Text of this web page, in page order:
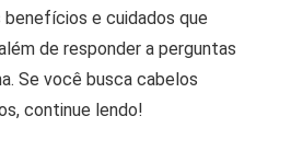
e cuidados que
de responder a perguntas
Se você busca cabelos
continue lendo!